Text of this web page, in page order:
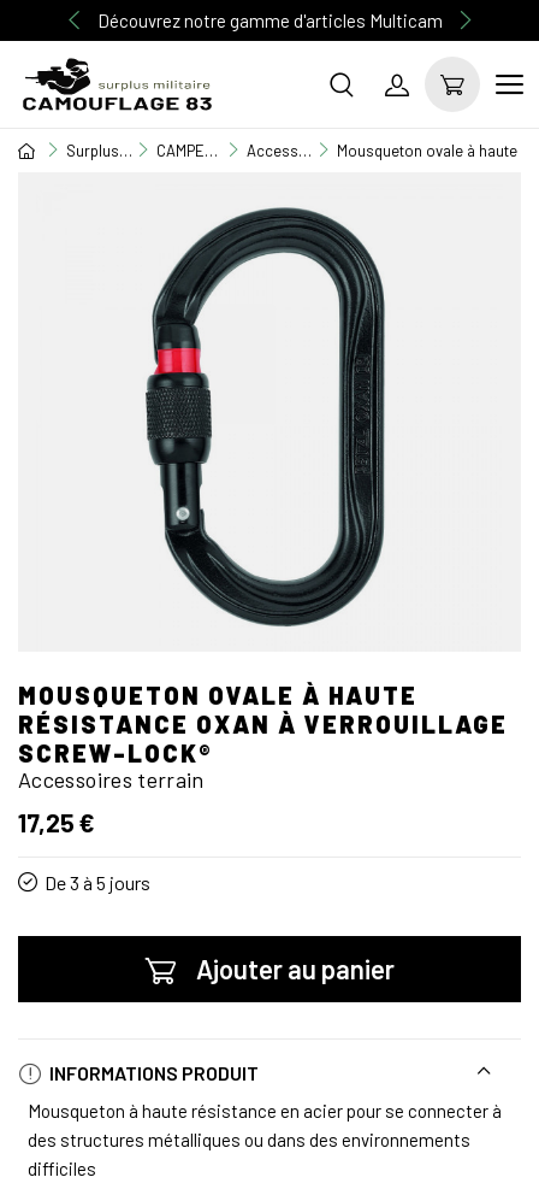
Découvrez notre gamme d'articles Multicam
Surplus Militaire CAMPEMENT / BIVOUAC Accessoires terrain Mousqueton ovale à haute
MOUSQUETON OVALE À HAUTE
RÉSISTANCE OXAN À VERROUILLAGE
SCREW-LOCK®
Accessoires terrain
17,25 €
De 3 à 5 jours
Ajouter au panier
INFORMATIONS PRODUIT
Mousqueton à haute résistance en acier pour se connecter à
des structures métalliques ou dans des environnements
difficiles